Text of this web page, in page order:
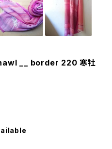
__ border 220 寒牡